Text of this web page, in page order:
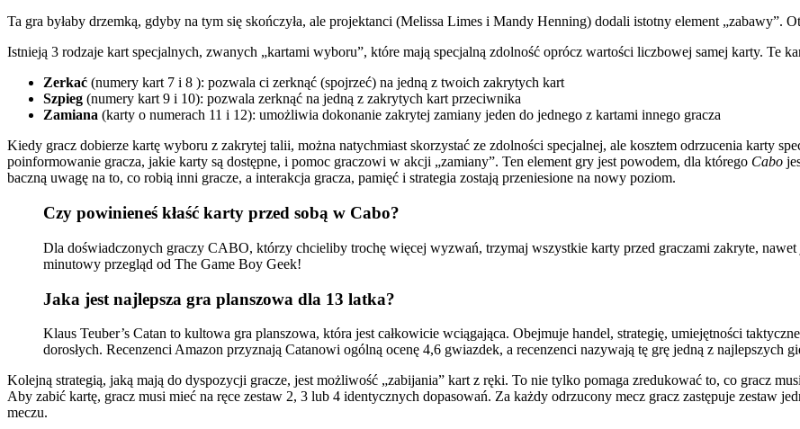
Ta gra byłaby drzemką, gdyby na tym się skończyła, ale projektanci (Melissa Limes i Mandy Henning) dodali istotny element „zabawy”.
Istnieją 3 rodzaje kart specjalnych, zwanych „kartami wyboru”, które mają specjalną zdolność oprócz wartości liczbowej samej karty. Te
Zerkać (numery kart 7 i 8 ): pozwala ci zerknąć (spojrzeć) na jedną z twoich zakrytych kart
Szpieg (numery kart 9 i 10): pozwala zerknąć na jedną z zakrytych kart przeciwnika
Zamiana (karty o numerach 11 i 12): umożliwia dokonanie zakrytej zamiany jeden do jednego z kartami innego gracza
Kiedy gracz dobierze kartę wyboru z zakrytej talii, można natychmiast skorzystać ze zdolności specjalnej, ale kosztem odrzucenia karty
poinformowanie gracza, jakie karty są dostępne, i pomoc graczowi w akcji „zamiany”. Ten element gry jest powodem, dla którego Cabo
baczną uwagę na to, co robią inni gracze, a interakcja gracza, pamięć i strategia zostają przeniesione na nowy poziom.
Czy powinieneś kłaść karty przed sobą w Cabo?
Dla doświadczonych graczy CABO, którzy chcieliby trochę więcej wyzwań, trzymaj wszystkie karty przed graczami zakryte, nawet
minutowy przegląd od The Game Boy Geek!
Jaka jest najlepsza gra planszowa dla 13 latka?
Klaus Teuber’s Catan to kultowa gra planszowa, która jest całkowicie wciągająca. Obejmuje handel, strategię, umiejętności
dorosłych. Recenzenci Amazon przyznają Catanowi ogólną ocenę 4,6 gwiazdek, a recenzenci nazywają tę grę jedną z najlepszych
Kolejną strategią, jaką mają do dyspozycji gracze, jest możliwość „zabijania” kart z ręki. To nie tylko pomaga zredukować to, co gracz
Aby zabić kartę, gracz musi mieć na ręce zestaw 2, 3 lub 4 identycznych dopasowań. Za każdy odrzucony mecz gracz zastępuje zestaw
meczu.